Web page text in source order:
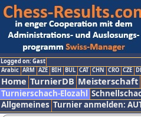
Logged on: Gast
Arabic ARM AZE BIH BUL CAT CHN CRO CZE
Home TurnierDB Meisterschaft
Turnierschach-Elozahl
Allgemeines Turnier anmelden: